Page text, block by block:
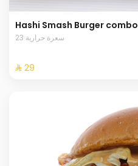
Hashi Smash Burger combo
23 سعرة حرارية
⁨⁦‪‬ 29⁩